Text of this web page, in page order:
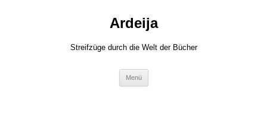
Ardeija
Streifzüge durch die Welt der Bücher
Menü